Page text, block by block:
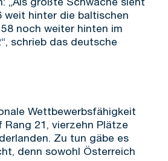
hinter die baltischen
noch weiter hinten im
schrieb das deutsche
Wettbewerbsfähigkeit
21, vierzehn Plätze
Zu tun gäbe es
denn sowohl Österreich